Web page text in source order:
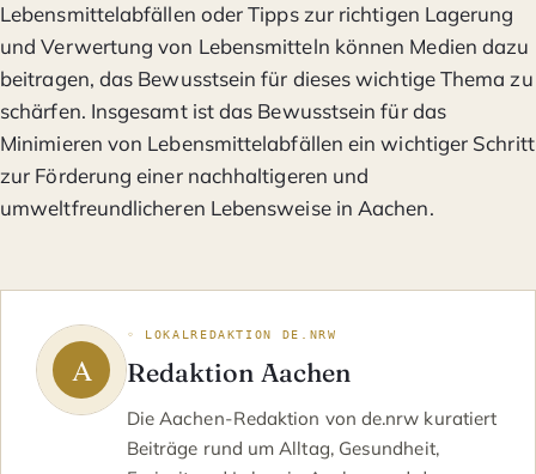
Lebensmittelabfällen oder Tipps zur richtigen Lagerung
und Verwertung von Lebensmitteln können Medien dazu
beitragen, das Bewusstsein für dieses wichtige Thema zu
schärfen. Insgesamt ist das Bewusstsein für das
Minimieren von Lebensmittelabfällen ein wichtiger Schritt
zur Förderung einer nachhaltigeren und
umweltfreundlicheren Lebensweise in Aachen.
◦ LOKALREDAKTION DE.NRW
Redaktion Aachen
Die Aachen-Redaktion von de.nrw kuratiert
Beiträge rund um Alltag, Gesundheit,